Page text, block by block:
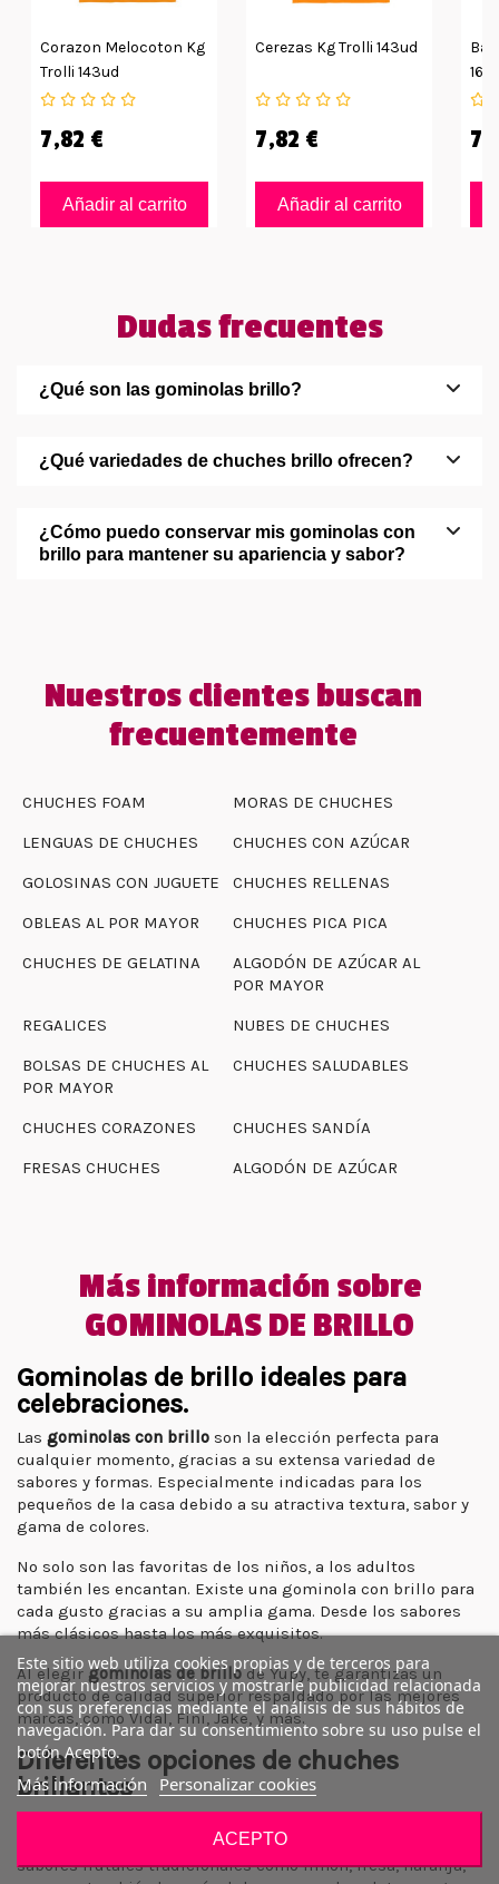
Corazon Melocoton Kg
Trolli 143ud
7,82 €
Añadir al carrito
Cerezas Kg Trolli 143ud
7,82 €
Añadir al carrito
Dudas frecuentes
¿Qué son las gominolas brillo?
¿Qué variedades de chuches brillo ofrecen?
¿Cómo puedo conservar mis gominolas con
brillo para mantener su apariencia y sabor?
Nuestros clientes buscan
frecuentemente
CHUCHES FOAM
MORAS DE CHUCHES
LENGUAS DE CHUCHES
CHUCHES CON AZÚCAR
GOLOSINAS CON JUGUETE
CHUCHES RELLENAS
OBLEAS AL POR MAYOR
CHUCHES PICA PICA
CHUCHES DE GELATINA
ALGODÓN DE AZÚCAR AL
POR MAYOR
REGALICES
NUBES DE CHUCHES
BOLSAS DE CHUCHES AL
POR MAYOR
CHUCHES SALUDABLES
CHUCHES CORAZONES
CHUCHES SANDÍA
FRESAS CHUCHES
ALGODÓN DE AZÚCAR
Más información sobre
GOMINOLAS DE BRILLO
Gominolas de brillo ideales para
celebraciones.
Las gominolas con brillo son la elección perfecta para
cualquier momento, gracias a su extensa variedad de
sabores y formas. Especialmente indicadas para los
pequeños de la casa debido a su atractiva textura, sabor y
gama de colores.
No solo son las favoritas de los niños, a los adultos
también les encantan. Existe una gominola con brillo para
cada gusto gracias a su amplia gama. Desde los sabores
más clásicos hasta los más exquisitos.
Al elegir gominolas de brillode Yupy, te garantizas un
producto de calidad superior respaldado por las mejores
marcas, como Vidal, Fini, Jake, y más.
Diferentes opciones de chuches
brillantes
gominolas luminosas para escoger. Puedes encontrar
sabores frutales tradicionales como limón, fresa, naranja,
Este sitio web utiliza cookies propias y de terceros para
mejorar nuestros servicios y mostrarle publicidad relacionada
con sus preferencias mediante el análisis de sus hábitos de
navegación. Para dar su consentimiento sobre su uso pulse el
botón Acepto.
Más información Personalizar cookies
ACEPTO